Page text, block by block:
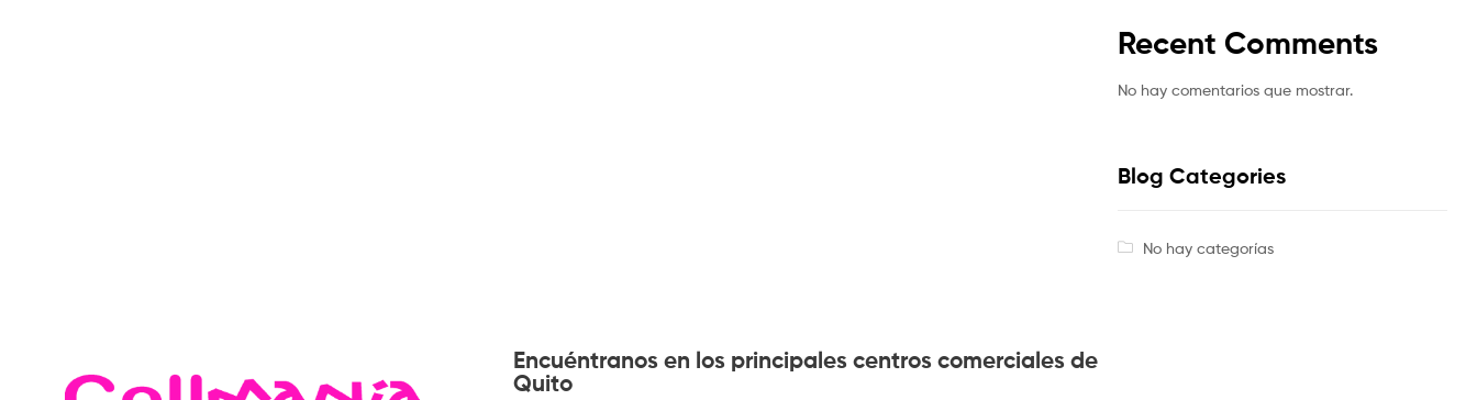
Recent Comments
No hay comentarios que mostrar.
Blog Categories
No hay categorías
Encuéntranos en los principales centros comerciales de
Quito